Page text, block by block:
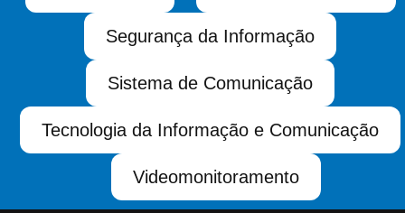
Segurança da Informação
Sistema de Comunicação
Tecnologia da Informação e Comunicação
Videomonitoramento